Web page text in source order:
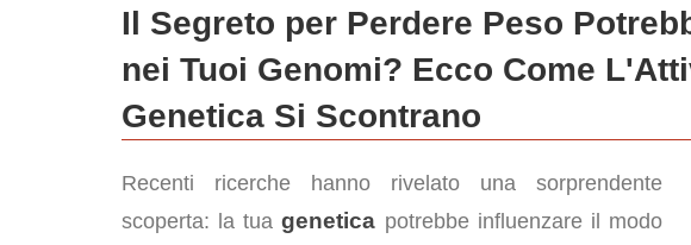
Il Segreto per Perdere Peso
nei Tuoi Genomi? Ecco Come
Genetica Si Scontrano
Recenti ricerche hanno rivelato una sorprendente
scoperta: la tuagenetica potrebbe influenzare il modo